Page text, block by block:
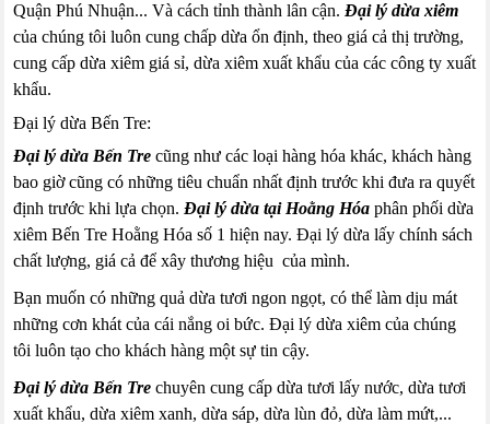
Quận Phú Nhuận... Và cách tỉnh thành lân cận.Đại lý dừa xiêm
của chúng tôi luôn cung chấp dừa ổn định, theo giá cả thị trường,
cung cấp dừa xiêm giá sỉ, dừa xiêm xuất khẩu của các công ty xuất
khẩu.
Đại lý dừa Bến Tre:
Đại lý dừa Bến Tre cũng như các loại hàng hóa khác, khách hàng
bao giờ cũng có những tiêu chuẩn nhất định trước khi đưa ra quyết
định trước khi lựa chọn.Đại lý dừa tại Hoằng Hóa phân phối dừa
xiêm Bến Tre Hoằng Hóa số 1 hiện nay. Đại lý dừa lấy chính sách
chất lượng, giá cả để xây thương hiệu của mình.
Bạn muốn có những quả dừa tươi ngon ngọt, có thể làm dịu mát
những cơn khát của cái nắng oi bức. Đại lý dừa xiêm của chúng
tôi luôn tạo cho khách hàng một sự tin cậy.
Đại lý dừa Bến Tre chuyên cung cấp dừa tươi lấy nước, dừa tươi
xuất khẩu, dừa xiêm xanh, dừa sáp, dừa lùn đỏ, dừa làm mứt,...